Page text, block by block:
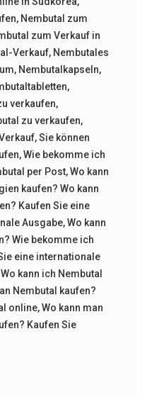
, Nembutal zum
zum Verkauf in
Verkauf, Nembutales
, Nembutalkapseln,
,
verkaufen,
zu verkaufen,
,Sie können
,Wie bekomme ich
per Post,Wo kann
kaufen? Wo kann
Kaufen Sie eine
Ausgabe,Wo kann
Wie bekomme ich
eine internationale
Wo kann ich Nembutal
Nembutal kaufen?
online,Wo kann man
Kaufen Sie